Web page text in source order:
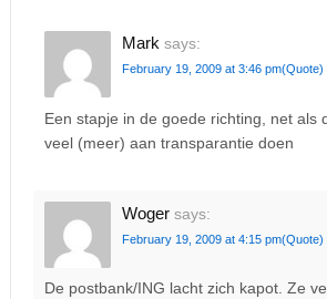
Mark says:
February 19, 2009 at 3:46 pm(Quote)
Een stapje in de goede richting, net
veel (meer) aan transparantie doen
Woger says:
February 19, 2009 at 4:15 pm(Quote)
De postbank/ING lacht zich kapot. Ze